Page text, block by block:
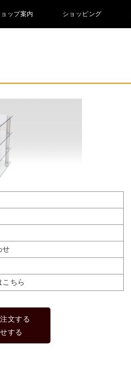
ップ案内 ショッピング
せ
こちら
文する
する